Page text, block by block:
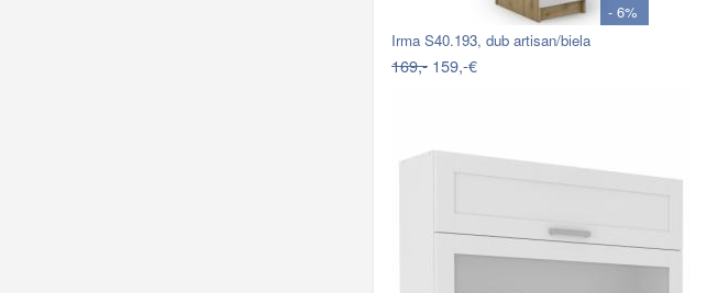
- 6%
Irma S40.193, dub artisan/biela
169,- 159,-€